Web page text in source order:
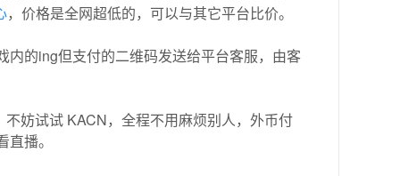
，价格是全网超低的，可以与其它平台比价。
的ing但支付的二维码发送给平台客服，由客
妨试试 KACN，全程不用麻烦别人，外币付
播。